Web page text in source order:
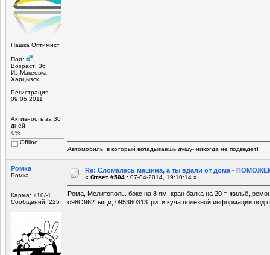
Пашка Оптимист
Пол:
Возраст: 36
Из:Макеевка,
Харцызск.
Регистрация:
09.05.2011
Активность за 30
дней
0%
Offline
Автомобиль, в который вкладываешь душу- никогда не подведет!
Ромка
Ромка
Карма: +10/-1
Сообщений: 225
Re: Сломалась машина, а ты вдали от дома -
« Ответ #504 : 07-04-2014, 19:10:14 »
Рома, Мелитополь. бокс на 8 ям, кран балка на 20 т. жильё,
о98О962тыщи, 095360313три, и куча полезной информации под